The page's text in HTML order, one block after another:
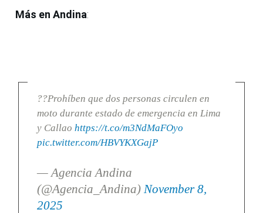
Más en Andina:
??Prohíben que dos personas circulen en
moto durante estado de emergencia en Lima
y Callao https://t.co/m3NdMaFOyo
pic.twitter.com/HBVYKXGajP
— Agencia Andina
(@Agencia_Andina) November 8,
2025